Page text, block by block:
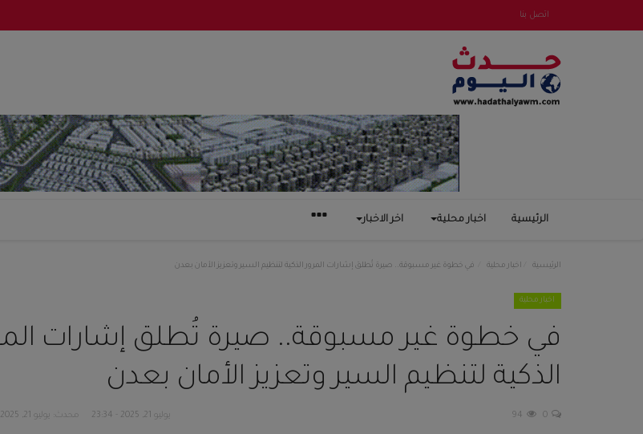
اتصل بنا
الرئيسية اخبار محلية اخر الاخبار
الرئيسية اخبار محلية في خطوة غير مسبوقة.. صيرة تُطلق إشارات المرور الذكية لتنظيم السير وتعزيز الأمان بعدن
اخبار محلية
في خطوة غير مسبوقة.. صيرة تُطلق إشارات
الذكية لتنظيم السير وتعزيز الأمان بعدن
يوليو 21, 2025 - 23:34 محدث: يوليو 21, 2025 - 23:35 0
94